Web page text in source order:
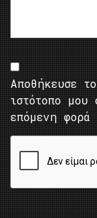
Αποθήκευσε
ιστότοπο
επόμενη